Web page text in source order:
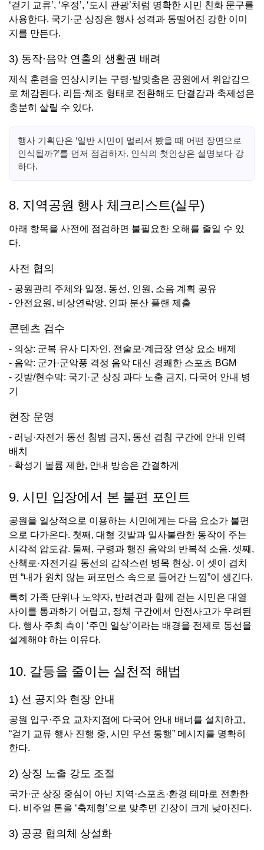
‘걷기 교류’, ‘우정’, ‘도시 관광’처럼 명확한 시민 친화 문구를
사용한다. 국기·군 상징은 행사 성격과 동떨어진 강한 이미
지를 만든다.
3) 동작·음악 연출의 생활권 배려
제식 훈련을 연상시키는 구령·발맞춤은 공원에서 위압감으
로 체감된다. 리듬·체조 형태로 전환해도 단결감과 축제성은
충분히 살릴 수 있다.
행사 기획단은 ‘일반 시민이 멀리서 봤을 때 어떤 장면으로
인식될까?’를 먼저 점검하자. 인식의 첫인상은 설명보다 강
하다.
8. 지역공원 행사 체크리스트(실무)
아래 항목을 사전에 점검하면 불필요한 오해를 줄일 수 있
다.
사전 협의
- 공원관리 주체와 일정, 동선, 인원, 소음 계획 공유
- 안전요원, 비상연락망, 인파 분산 플랜 제출
콘텐츠 검수
- 의상: 군복 유사 디자인, 전술모·계급장 연상 요소 배제
- 음악: 군가·군악풍 격정 음악 대신 경쾌한 스포츠 BGM
- 깃발/현수막: 국기·군 상징 과다 노출 금지, 다국어 안내 병
기
현장 운영
- 러닝·자전거 동선 침범 금지, 동선 겹침 구간에 안내 인력
배치
- 확성기 볼륨 제한, 안내 방송은 간결하게
9. 시민 입장에서 본 불편 포인트
공원을 일상적으로 이용하는 시민에게는 다음 요소가 불편
으로 다가온다. 첫째, 대형 깃발과 일사불란한 동작이 주는
시각적 압도감. 둘째, 구령과 행진 음악의 반복적 소음. 셋째,
산책로·자전거길 동선의 갑작스런 병목 현상. 이 셋이 겹치
면 “내가 원치 않는 퍼포먼스 속으로 들어간 느낌”이 생긴다.
특히 가족 단위나 노약자, 반려견과 함께 걷는 시민은 대열
사이를 통과하기 어렵고, 정체 구간에서 안전사고가 우려된
다. 행사 주최 측이 ‘주민 일상’이라는 배경을 전제로 동선을
설계해야 하는 이유다.
10. 갈등을 줄이는 실천적 해법
1) 선 공지와 현장 안내
공원 입구·주요 교차지점에 다국어 안내 배너를 설치하고,
“걷기 교류 행사 진행 중, 시민 우선 통행” 메시지를 명확히
한다.
2) 상징 노출 강도 조절
국가·군 상징 중심이 아닌 지역·스포츠·환경 테마로 전환한
다. 비주얼 톤을 ‘축제형’으로 맞추면 긴장이 크게 낮아진다.
3) 공공 협의체 상설화